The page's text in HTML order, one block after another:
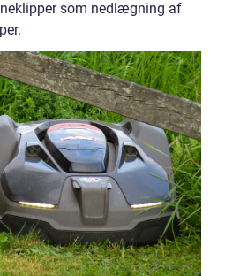
som nedlægning af